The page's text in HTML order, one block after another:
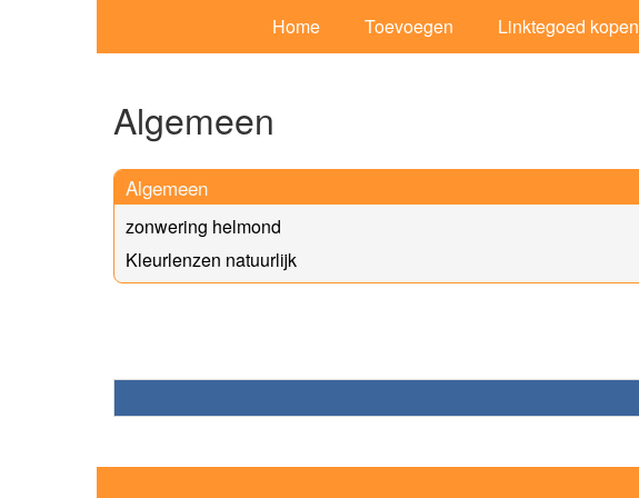
Home Toevoegen Linktegoed kopen
Algemeen
Algemeen
zonwering helmond
Kleurlenzen natuurlijk